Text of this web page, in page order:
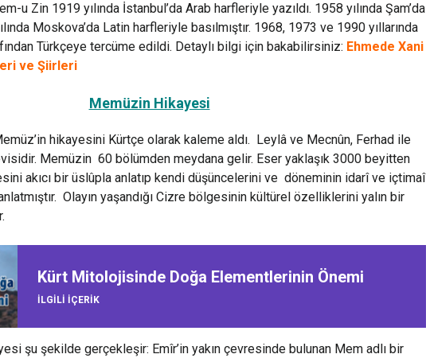
u Zin 1919 yılında İstanbul’da Arab harfleriyle yazıldı. 1958 yılında Şam’da
Moskova’da Latin harfleriyle basılmıştır. 1968, 1973 ve 1990 yıllarında
Türkçeye tercüme edildi. Detaylı bilgi için bakabilirsiniz: Ehmede Xani
ve Şiirleri
Memüzin Hikayesi
hikayesini Kürtçe olarak kaleme aldı. Leylâ ve Mec­nûn, Ferhad ile
Memüzin 60 bölümden meydana gelir. Eser yaklaşık 3000 beyitten
akıcı bir üslûpla anlatıp kendi düşüncelerini ve döneminin idarî ve içtimaî
Olayın yaşandığı Cizre bölgesinin kültürel özelliklerini yalın bir
ILGILI IÇERIK
Kürt Mitolojisinde Doğa Elementlerinin Önemi
şu şekilde gerçekleşir: Emîr’in yakın çevresinde bulunan Mem adlı bir